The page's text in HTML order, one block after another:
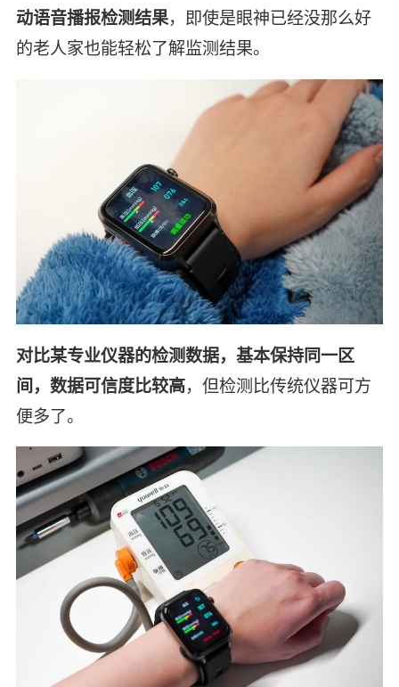
动语音播报检测结果，即使是眼神已经没那么好
的老人家也能轻松了解监测结果。
对比某专业仪器的检测数据，基本保持同一区
间，数据可信度比较高，但检测比传统仪器可方
便多了。